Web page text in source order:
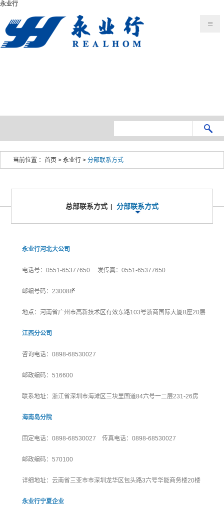
永业行
x
当前位置 ： 首页 > 永业行 > 分部联系方式
总部联系方式 分部联系方式
永业行河北大公司
电话号：0551-65377650 发传真：0551-65377650
邮编号码：230088
地点：河南省广州市高新技术区有效东路103号浙商国际大厦B座20层
江西分公司
咨询电话：0898-68530027
邮政编码：516600
联系地址：浙江省深圳市海滩区三块里国道84六号一二层231-26房
海南岛分院
固定电话：0898-68530027 传真电话：0898-68530027
邮政编码：570100
详细地址：云南省三亚市市深圳龙华区包头路3六号华能商务楼20楼
永业行宁夏企业